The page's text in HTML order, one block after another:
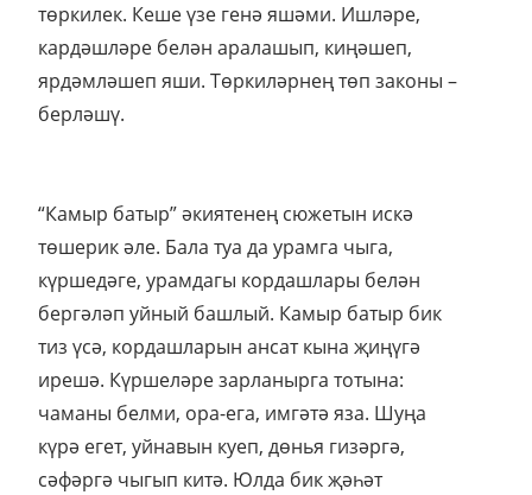
төркилек. Кеше үзе генә яшәми. Ишләре,
кардәшләре белән аралашып, киңәшеп,
ярдәмләшеп яши. Төркиләрнең төп законы –
берләшү.
“Камыр батыр” әкиятенең сюжетын искә
төшерик әле. Бала туа да урамга чыга,
күршедәге, урамдагы кордашлары белән
бергәләп уйный башлый. Камыр батыр бик
тиз үсә, кордашларын ансат кына җиңүгә
ирешә. Күршеләре зарланырга тотына:
чаманы белми, ора-ега, имгәтә яза. Шуңа
күрә егет, уйнавын куеп, дөнья гизәргә,
сәфәргә чыгып китә. Юлда бик җәһәт